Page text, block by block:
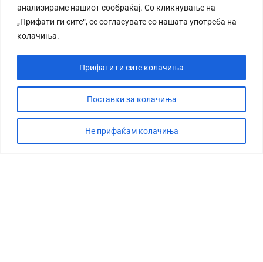
анализираме нашиот сообраќај. Со кликнување на
„Прифати ги сите“, се согласувате со нашата употреба на
колачиња.
Поставки за колачиња
Не прифаќам колачиња
Прифати ги сите колачиња
СТОРИЈА
ДЕБАТА